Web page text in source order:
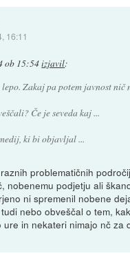
16:11
ob 15:54izjavil:
lepo. Zakaj pa potem javnost nič
Če je seveda kaj ...
ki bi objavljal ...
problematičnih
nobenemu podjetju ali
ni spremenil nobene
nebo obveščal o tem,
ure in nekateri nimajo nč za